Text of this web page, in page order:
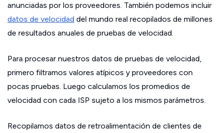
anunciadas por los proveedores. También podemos incluir
datos de velocidad del mundo real recopilados de millones
de resultados anuales de pruebas de velocidad.
Para procesar nuestros datos de pruebas de velocidad,
primero filtramos valores atípicos y proveedores con
pocas pruebas. Luego calculamos los promedios de
velocidad con cada ISP sujeto a los mismos parámetros.
Recopilamos datos de retroalimentación de clientes de